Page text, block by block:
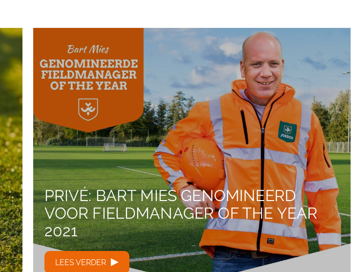
PRIVÉ: BART MIES GENOMINEERD
VOOR FIELDMANAGER OF THE YEAR
2021
LEES VERDER